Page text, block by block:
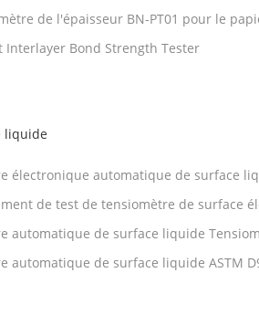
de l'épaisseur BN-PT01 pour le
Interlayer Bond Strength Tester
liquide
électronique automatique de surface
de surface conforme à la norme
de test de tensiomètre de surface
automatique de surface liquide
pour les essais
automatique de surface liquide ASTM